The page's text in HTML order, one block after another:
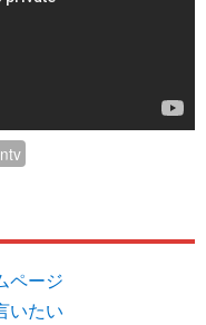
ページ
いたい